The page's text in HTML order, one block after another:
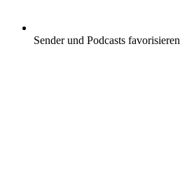
Sender und Podcasts favorisieren